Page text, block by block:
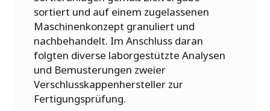
sortiert und auf einem zugelassenen
Maschinenkonzept granuliert und
nachbehandelt. Im Anschluss daran
folgten diverse laborgestützte Analysen
und Bemusterungen zweier
Verschlusskappenhersteller zur
Fertigungsprüfung.